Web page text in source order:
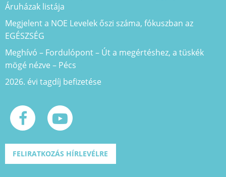
Áruházak listája
Megjelent a NOE Levelek őszi száma, fókuszban az
EGÉSZSÉG
Meghívó – Fordulópont – Út a megértéshez, a tüskék
mögé nézve – Pécs
2026. évi tagdíj befizetése
FELIRATKOZÁS HÍRLEVÉLRE